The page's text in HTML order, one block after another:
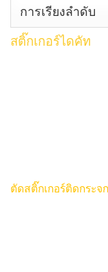
สติ๊กเกอร์ไดคัท
ตัดสติ๊กเกอร์ติดกระจ